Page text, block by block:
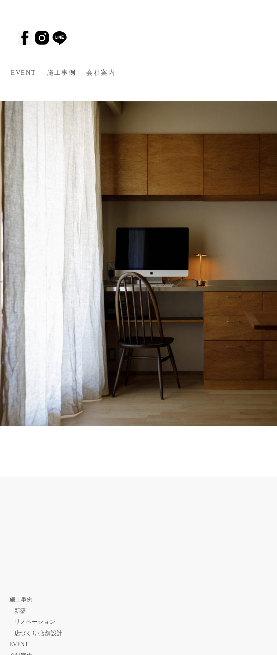
EVENT 施工事例 会社案内
施工事例
新築
リノベーション
店づくり/店舗設計
EVENT